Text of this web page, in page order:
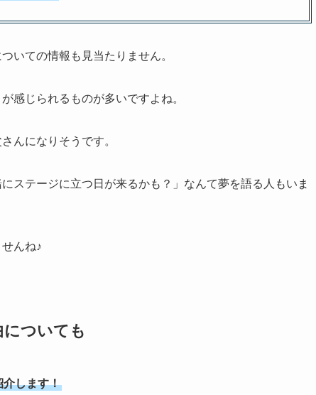
いての情報も見当たりません。
感じられるものが多いですよね。
んになりそうです。
ステージに立つ日が来るかも？」なんて夢を語る人もいま
んね♪
ついても
介します！